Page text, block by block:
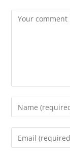
Comment
Enter
your
name
Enter
your